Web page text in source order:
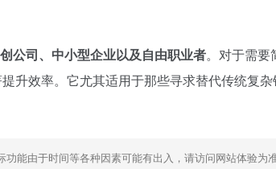
公司、中小型企业以及自由职业者。对于需要
升效率。它尤其适用于那些寻求替代传统复
功能由于时间等各种因素可能有出入，请访问网站体验为